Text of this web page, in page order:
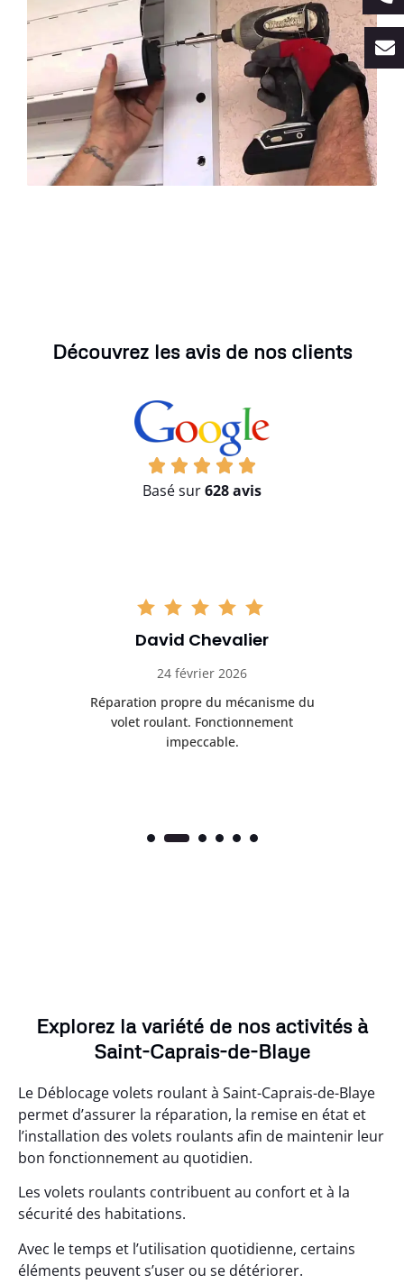
Découvrez les avis de nos clients
Basé sur628 avis
David Chevalier
24 février 2026
Réparation propre du mécanisme du
volet roulant. Fonctionnement
impeccable.
Explorez la variété de nos activités à
Saint-Caprais-de-Blaye
Le Déblocage volets roulant à Saint-Caprais-de-Blaye
permet d’assurer la réparation, la remise en état et
l’installation des volets roulants afin de maintenir leur
bon fonctionnement au quotidien.
Les volets roulants contribuent au confort et à la
sécurité des habitations.
Avec le temps et l’utilisation quotidienne, certains
éléments peuvent s’user ou se détériorer.